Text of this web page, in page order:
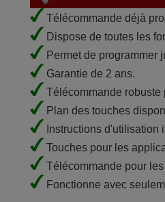
Télécommande déjà
Dispose de toutes les
Permet de programmer
Garantie de 2 ans.
Télécommande robuste
Plan des touches
Instructions d'utilisation
Touches pour les
Télécommande pour
Fonctionne avec